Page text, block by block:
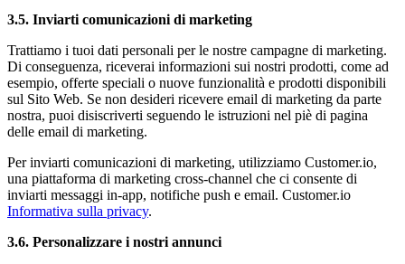
3.5. Inviarti comunicazioni di marketing
Trattiamo i tuoi dati personali per le nostre campagne di marketing.
Di conseguenza, riceverai informazioni sui nostri prodotti, come ad
esempio, offerte speciali o nuove funzionalità e prodotti disponibili
sul Sito Web. Se non desideri ricevere email di marketing da parte
nostra, puoi disiscriverti seguendo le istruzioni nel piè di pagina
delle email di marketing.
Per inviarti comunicazioni di marketing, utilizziamo Customer.io,
una piattaforma di marketing cross-channel che ci consente di
inviarti messaggi in-app, notifiche push e email. Customer.io
Informativa sulla privacy.
3.6. Personalizzare i nostri annunci